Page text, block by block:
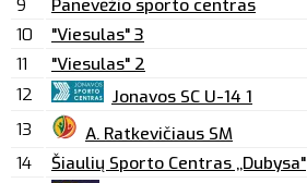
9
Panevėžio sporto centras
10
"Viesulas" 3
11
"Viesulas" 2
12
Jonavos SC U-14 1
13
A. Ratkevičiaus SM
14
Šiaulių Sporto Centras ,,Dubysa"